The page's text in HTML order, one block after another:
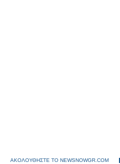
ΑΚΟΛΟΥΘΗΣΤΕ ΤΟ NEWSNOWGR.COM